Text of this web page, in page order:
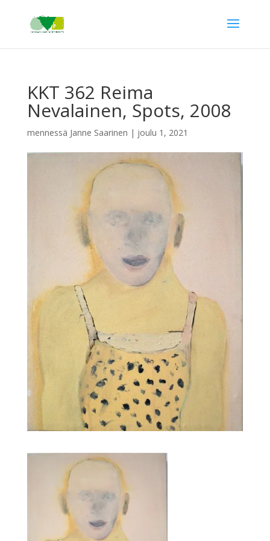
KKT 362 Reima
Nevalainen, Spots, 2008
mennessä Janne Saarinen | joulu 1, 2021